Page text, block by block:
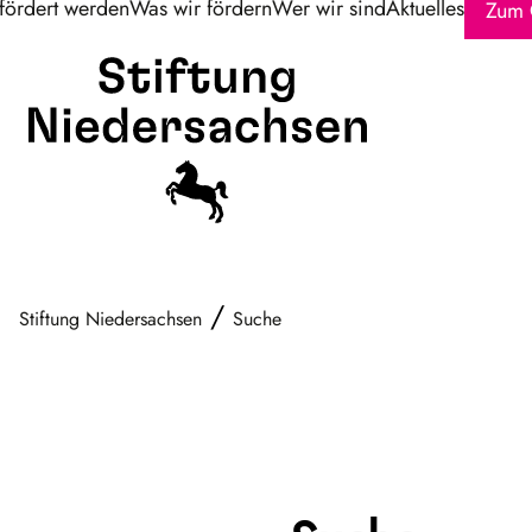
werdenWas wir fördernWer wir sindAktuelles Zum
Stiftung Niedersachsen / Suche